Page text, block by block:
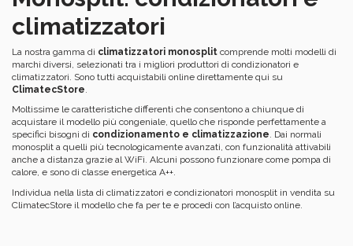
climatizzatori
La nostra gamma di climatizzatori monosplit comprende molti modelli di
marchi diversi, selezionati tra i migliori produttori di condizionatori e
climatizzatori. Sono tutti acquistabili online direttamente qui su
ClimatecStore
Moltissime le caratteristiche differenti che consentono a chiunque di
acquistare il modello più congeniale, quello che risponde perfettamente a
specifici bisogni di condizionamento e climatizzazione. Dai normali
monosplit a quelli più tecnologicamente avanzati, con funzionalità attivabili
anche a distanza grazie al WiFi. Alcuni possono funzionare come pompa di
calore, e sono di classe energetica A++.
Individua nella lista di climatizzatori e condizionatori monosplit in vendita su
ClimatecStore il modello che fa per te e procedi con l’acquisto online.